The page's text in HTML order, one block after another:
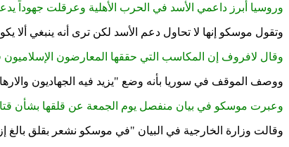
وروسيا أبرز داعمي الأسد في الحرب الأهلية وعرقلت جهوداً
وتقول موسكو إنها لا تحاول دعم الأسد لكن ترى أنه ينبغي
وقال لافروف إن المكاسب التي حققها المعارضون
ووصف الموقف في سوريا بأنه وضع "يزيد فيه الجهاديون
وعبرت موسكو في بيان منفصل يوم الجمعة عن قلقها بشأن
وقالت وزارة الخارجية في البيان "في موسكو نشعر بقلق بالغ